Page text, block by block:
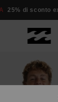
25% di sconto